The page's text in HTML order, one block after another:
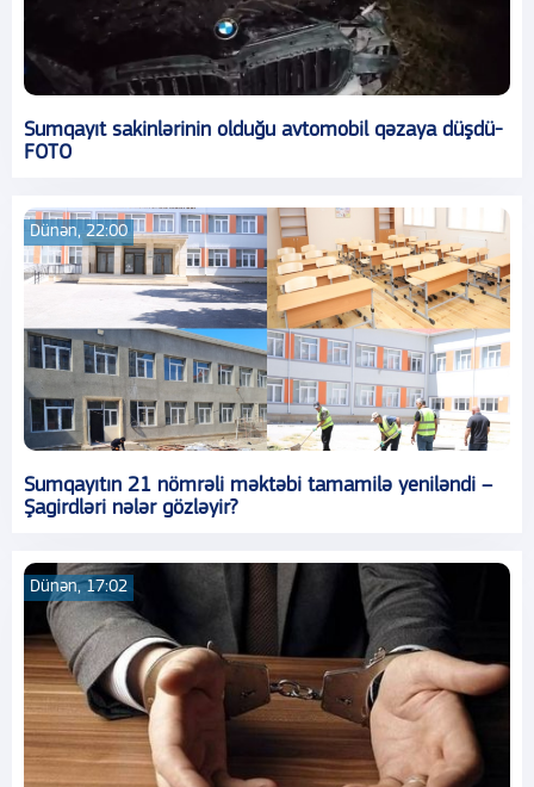
Sumqayıt sakinlərinin olduğu avtomobil qəzaya düşdü-
FOTO
Dünən, 22:00
Sumqayıtın 21 nömrəli məktəbi tamamilə yeniləndi –
Şagirdləri nələr gözləyir?
Dünən, 17:02